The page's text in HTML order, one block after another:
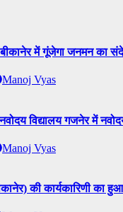
में गूंजेगा जनमन का
Manoj Vyas
विद्यालय गजनेर में
Manoj Vyas
की कार्यकारिणी का